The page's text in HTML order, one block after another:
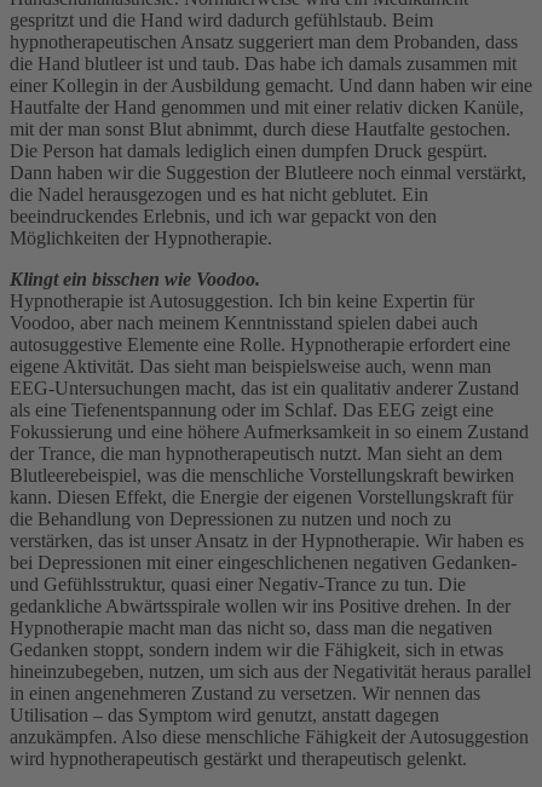
gespritzt und die Hand wird dadurch gefühlstaub. Beim
hypnotherapeutischen Ansatz suggeriert man dem Probanden, dass
die Hand blutleer ist und taub. Das habe ich damals zusammen mit
einer Kollegin in der Ausbildung gemacht. Und dann haben wir eine
Hautfalte der Hand genommen und mit einer relativ dicken Kanüle,
mit der man sonst Blut abnimmt, durch diese Hautfalte gestochen.
Die Person hat damals lediglich einen dumpfen Druck gespürt.
Dann haben wir die Suggestion der Blutleere noch einmal verstärkt,
die Nadel herausgezogen und es hat nicht geblutet. Ein
beeindruckendes Erlebnis, und ich war gepackt von den
Möglichkeiten der Hypnotherapie.
Klingt ein bisschen wie Voodoo.
Hypnotherapie ist Autosuggestion. Ich bin keine Expertin für
Voodoo, aber nach meinem Kenntnisstand spielen dabei auch
autosuggestive Elemente eine Rolle. Hypnotherapie erfordert eine
eigene Aktivität. Das sieht man beispielsweise auch, wenn man
EEG-Untersuchungen macht, das ist ein qualitativ anderer Zustand
als eine Tiefenentspannung oder im Schlaf. Das EEG zeigt eine
Fokussierung und eine höhere Aufmerksamkeit in so einem Zustand
der Trance, die man hypnotherapeutisch nutzt. Man sieht an dem
Blutleerebeispiel, was die menschliche Vorstellungskraft bewirken
kann. Diesen Effekt, die Energie der eigenen Vorstellungskraft für
die Behandlung von Depressionen zu nutzen und noch zu
verstärken, das ist unser Ansatz in der Hypnotherapie. Wir haben es
bei Depressionen mit einer eingeschlichenen negativen Gedanken-
und Gefühlsstruktur, quasi einer Negativ-Trance zu tun. Die
gedankliche Abwärtsspirale wollen wir ins Positive drehen. In der
Hypnotherapie macht man das nicht so, dass man die negativen
Gedanken stoppt, sondern indem wir die Fähigkeit, sich in etwas
hineinzubegeben, nutzen, um sich aus der Negativität heraus parallel
in einen angenehmeren Zustand zu versetzen. Wir nennen das
Utilisation – das Symptom wird genutzt, anstatt dagegen
anzukämpfen. Also diese menschliche Fähigkeit der Autosuggestion
wird hypnotherapeutisch gestärkt und therapeutisch gelenkt.